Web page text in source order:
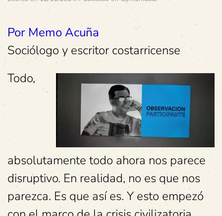
Por Memo Acuña
Sociólogo y escritor costarricense
Todo,
absolutamente todo ahora nos parece
disruptivo. En realidad, no es que nos
parezca. Es que así es. Y esto empezó